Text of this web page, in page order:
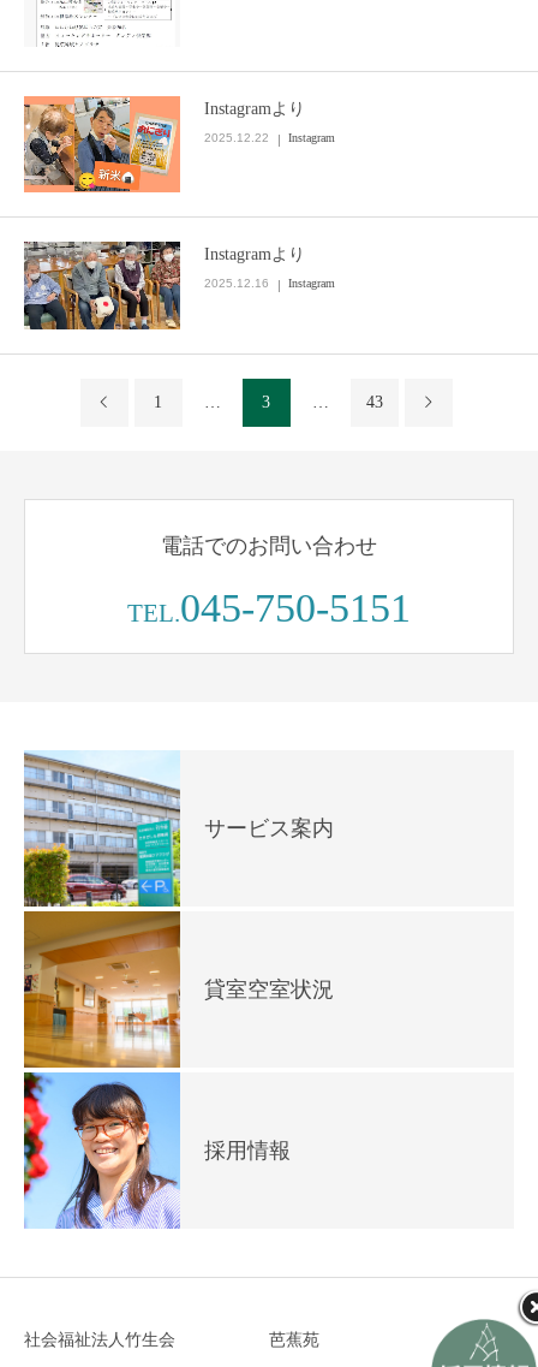
Instagramより
2025.12.22 Instagram
Instagramより
2025.12.16 Instagram
1 3 43
電話でのお問い合わせ
TEL.045-750-5151
サービス案内
貸室空室状況
採用情報
社会福祉法人竹生会 芭蕉苑